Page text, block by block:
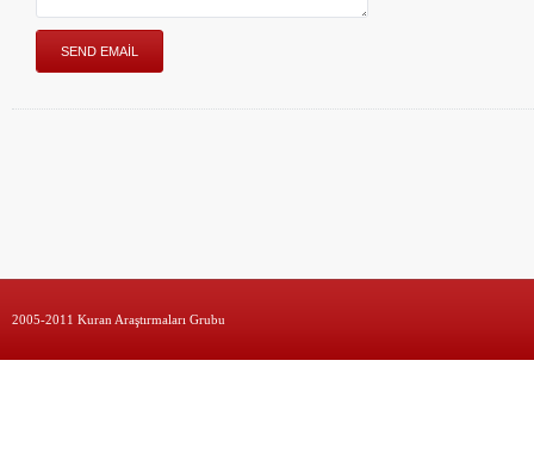
2005-2011 Kuran Araştırmaları Grubu